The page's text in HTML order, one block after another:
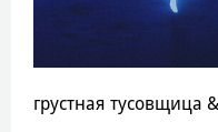
грустная тусовщица